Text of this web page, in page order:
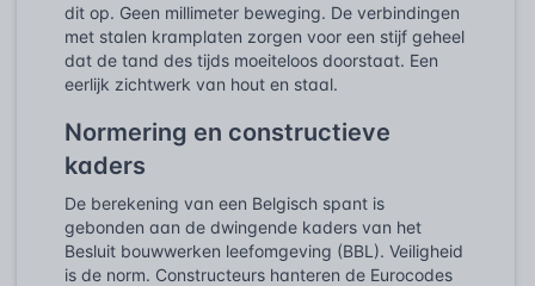
dit op. Geen millimeter beweging. De verbindingen
met stalen kramplaten zorgen voor een stijf geheel
dat de tand des tijds moeiteloos doorstaat. Een
eerlijk zichtwerk van hout en staal.
Normering en constructieve
kaders
De berekening van een Belgisch spant is
gebonden aan de dwingende kaders van het
Besluit bouwwerken leefomgeving (BBL). Veiligheid
is de norm. Constructeurs hanteren de Eurocodes